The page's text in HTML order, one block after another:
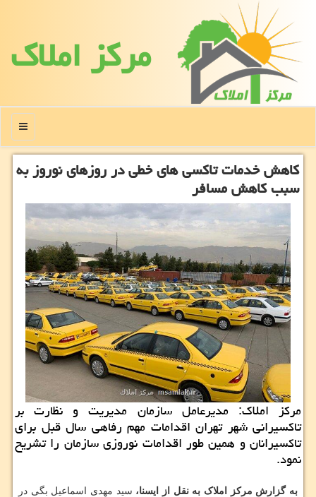
مركز املاك
منو
کاهش خدمات تاکسی های خطی در روزهای نوروز به
سبب کاهش مسافر
مرکز املاک: مدیرعامل سازمان مدیریت و نظارت بر
تاکسیرانی شهر تهران اقدامات مهم رفاهی سال قبل برای
تاکسیرانان و همین طور اقدامات نوروزی سازمان را تشریح
نمود.
به گزارش مرکز املاک به نقل از ایسنا، سید مهدی اسماعیل بگی در